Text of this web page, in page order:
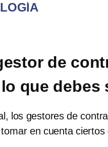
de
que debes
los gestores de
en cuenta ciertos